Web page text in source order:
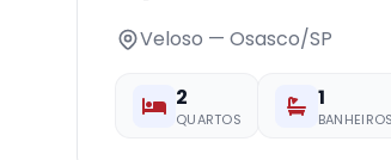
Veloso — Osasco/SP
2
QUARTOS
1
BANHEIROS